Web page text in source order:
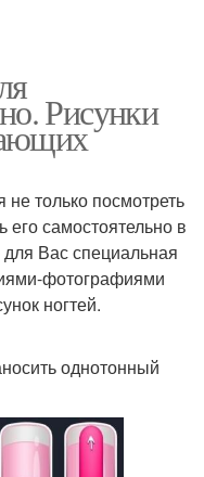
Рисунки
не только посмотреть
самостоятельно в
Вас специальная
фотографиями
ногтей.
однотонный